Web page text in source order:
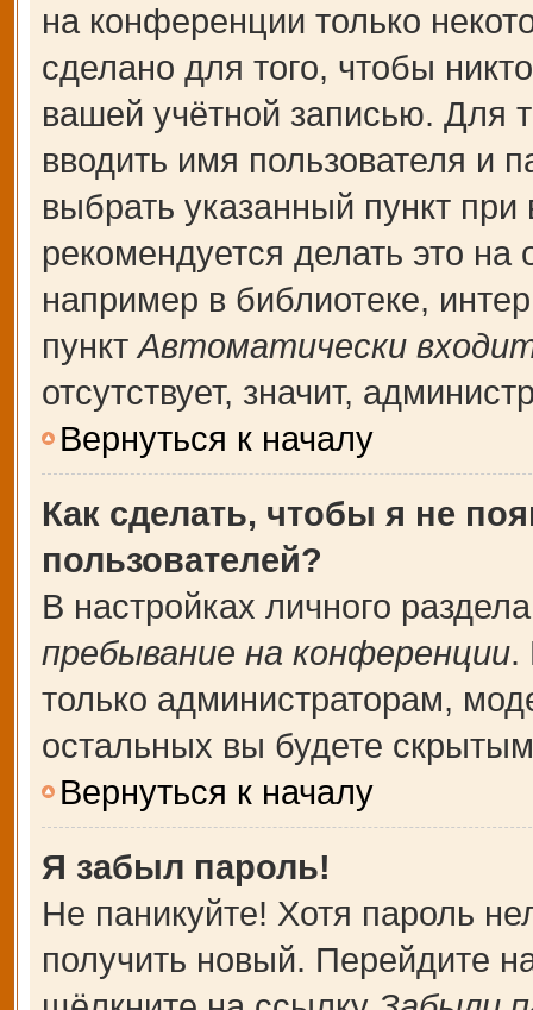
на конференции только
сделано для того, чтобы
вашей учётной записью. Для
вводить имя пользователя и
выбрать указанный пункт
рекомендуется делать это
например в библиотеке,
пунктАвтоматически
отсутствует, значит,
Вернуться к началу
Как сделать, чтобы я не
пользователей?
В настройках личного
пребывание на конференции.
только администраторам,
остальных вы будете
Вернуться к началу
Я забыл пароль!
Не паникуйте! Хотя пароль
получить новый. Перейдите